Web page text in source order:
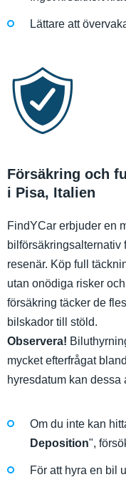
Lättare att
Försäkring och
i Pisa, Italien
FindYCar erbjuder en
bilförsäkringsalternativ
resenär. Köp full
utan onödiga risker
försäkring täcker de
bilskador till stöld.
Observera!
mycket efterfrågat
hyresdatum kan
Om du inte kan
Deposition",
För att hyra en bil